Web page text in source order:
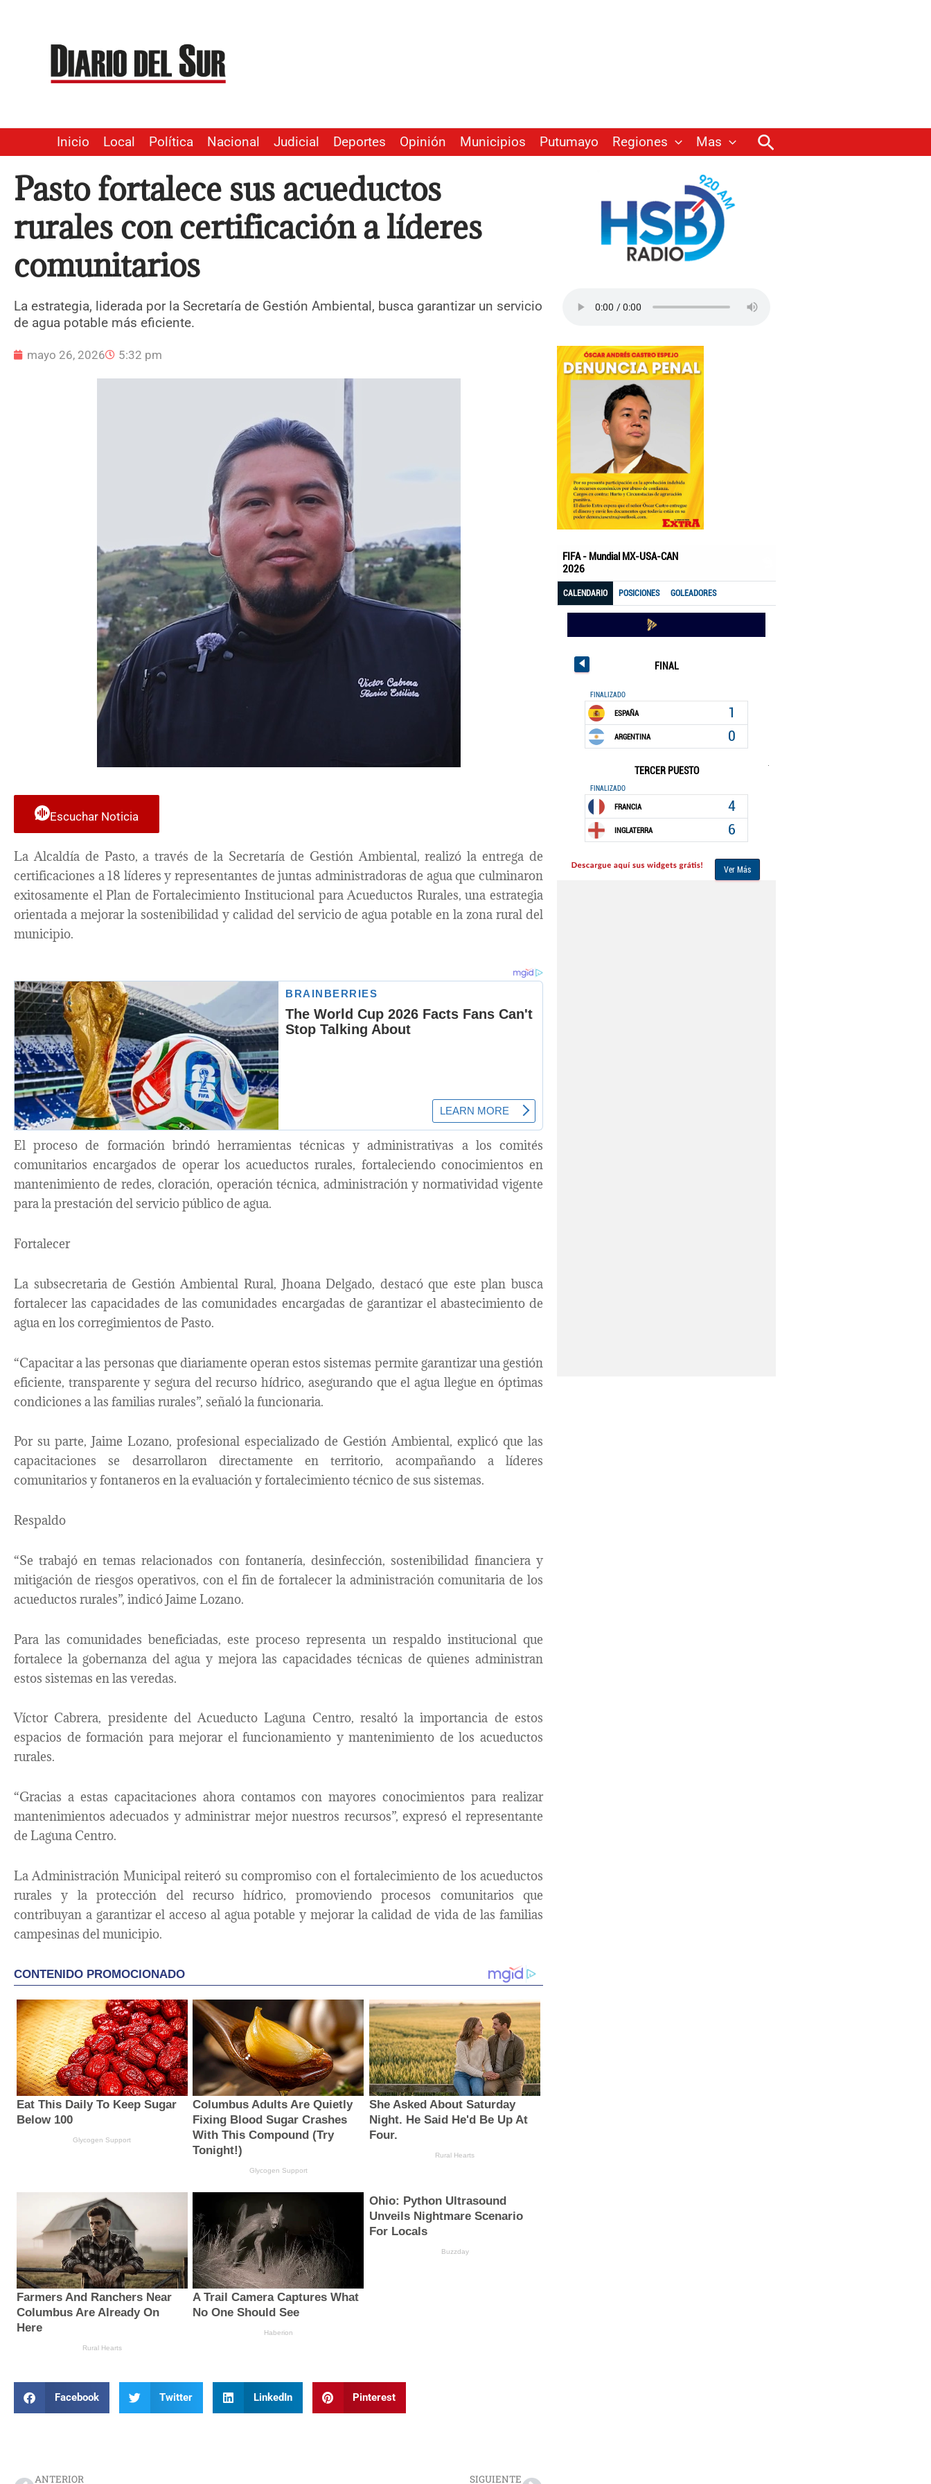
contenido
Inicio Local Política Nacional Judicial Deportes Opinión Municipios Putumayo Regiones Mas Buscar
Pasto fortalece sus acueductos
rurales con certificación a líderes
comunitarios
La estrategia, liderada por la Secretaría de Gestión Ambiental, busca garantizar un servicio
de agua potable más eficiente.
mayo 26, 2026 5:32 pm
Escuchar Noticia
La Alcaldía de Pasto, a través de la Secretaría de Gestión Ambiental, realizó la entrega de
certificaciones a 18 líderes y representantes de juntas administradoras de agua que culminaron
exitosamente el Plan de Fortalecimiento Institucional para Acueductos Rurales, una estrategia
orientada a mejorar la sostenibilidad y calidad del servicio de agua potable en la zona rural del
municipio.
El proceso de formación brindó herramientas técnicas y administrativas a los comités
comunitarios encargados de operar los acueductos rurales, fortaleciendo conocimientos en
mantenimiento de redes, cloración, operación técnica, administración y normatividad vigente
para la prestación del servicio público de agua.
Fortalecer
La subsecretaria de Gestión Ambiental Rural, Jhoana Delgado, destacó que este plan busca
fortalecer las capacidades de las comunidades encargadas de garantizar el abastecimiento de
agua en los corregimientos de Pasto.
“Capacitar a las personas que diariamente operan estos sistemas permite garantizar una gestión
eficiente, transparente y segura del recurso hídrico, asegurando que el agua llegue en óptimas
condiciones a las familias rurales”, señaló la funcionaria.
Por su parte, Jaime Lozano, profesional especializado de Gestión Ambiental, explicó que las
capacitaciones se desarrollaron directamente en territorio, acompañando a líderes
comunitarios y fontaneros en la evaluación y fortalecimiento técnico de sus sistemas.
Respaldo
“Se trabajó en temas relacionados con fontanería, desinfección, sostenibilidad financiera y
mitigación de riesgos operativos, con el fin de fortalecer la administración comunitaria de los
acueductos rurales”, indicó Jaime Lozano.
Para las comunidades beneficiadas, este proceso representa un respaldo institucional que
fortalece la gobernanza del agua y mejora las capacidades técnicas de quienes administran
estos sistemas en las veredas.
Víctor Cabrera, presidente del Acueducto Laguna Centro, resaltó la importancia de estos
espacios de formación para mejorar el funcionamiento y mantenimiento de los acueductos
rurales.
“Gracias a estas capacitaciones ahora contamos con mayores conocimientos para realizar
mantenimientos adecuados y administrar mejor nuestros recursos”, expresó el representante
de Laguna Centro.
La Administración Municipal reiteró su compromiso con el fortalecimiento de los acueductos
rurales y la protección del recurso hídrico, promoviendo procesos comunitarios que
contribuyan a garantizar el acceso al agua potable y mejorar la calidad de vida de las familias
campesinas del municipio.
Facebook Twitter LinkedIn Pinterest
ANTERIOR SIGUIENTE